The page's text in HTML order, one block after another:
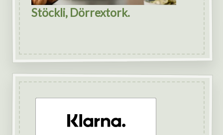
Stöckli, Dörrextork.